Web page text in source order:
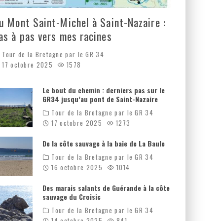
Mont Saint-Michel à Saint-Nazaire :
à pas vers mes racines
Tour de la Bretagne par le GR 34
17 octobre 2025
1578
Le bout du chemin : derniers pas sur le
GR34 jusqu’au pont de Saint-Nazaire
Tour de la Bretagne par le GR 34
17 octobre 2025
1273
De la côte sauvage à la baie de La Baule
Tour de la Bretagne par le GR 34
16 octobre 2025
1014
Des marais salants de Guérande à la côte
sauvage du Croisic
Tour de la Bretagne par le GR 34